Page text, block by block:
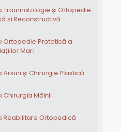
Traumatologie și Ortopedie
și Reconstructivă
Ortopedie Protetică a
Mari
Arsuri și Chirurgie Plastică
Chirurgia Mâinii
Reabilitare Ortopedică